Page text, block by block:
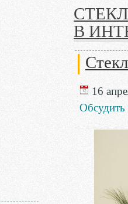
В
16
Обсудить